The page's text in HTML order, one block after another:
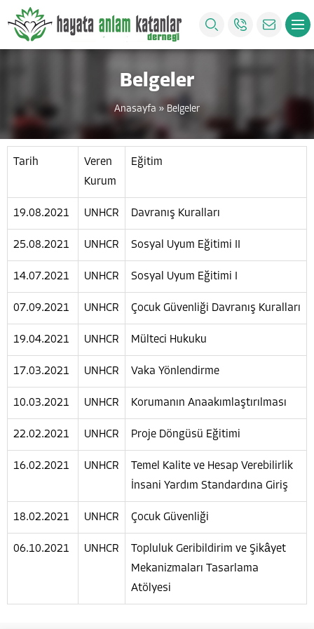
Belgeler
Anasayfa » Belgeler
Tarih
Veren
Kurum
Eğitim
19.08.2021 UNHCR Davranış Kuralları
25.08.2021 UNHCR Sosyal Uyum Eğitimi II
14.07.2021 UNHCR Sosyal Uyum Eğitimi I
07.09.2021 UNHCR Çocuk Güvenliği Davranış Kuralları
19.04.2021 UNHCR Mülteci Hukuku
17.03.2021 UNHCR Vaka Yönlendirme
10.03.2021 UNHCR Korumanın Anaakımlaştırılması
22.02.2021 UNHCR Proje Döngüsü Eğitimi
16.02.2021 UNHCR
Temel Kalite ve Hesap Verebilirlik
İnsani Yardım Standardına Giriş
18.02.2021 UNHCR Çocuk Güvenliği
06.10.2021 UNHCR
Topluluk Geribildirim ve Şikâyet
Mekanizmaları Tasarlama
Atölyesi
Hayata Anlam Katanlar